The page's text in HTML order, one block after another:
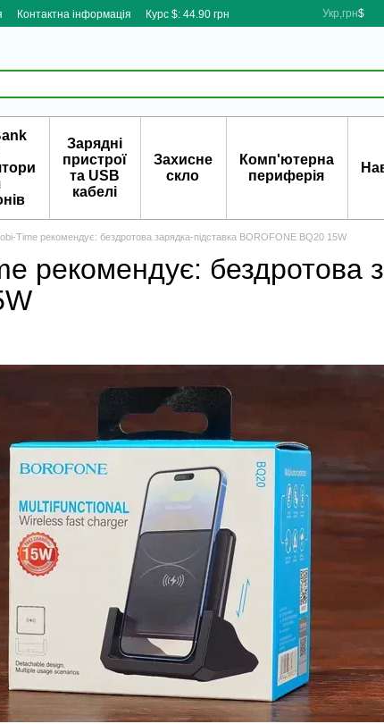
Контактна інформація Курс $: 44.90 грн Укр,грн$
Зарядні
пристрої
та USB
кабелі
Захисне
скло
Комп'ютерна
периферія
Time рекомендує: бездротова зарядка-підставка BOROFONE BQ20 15W
рекомендує: бездротова